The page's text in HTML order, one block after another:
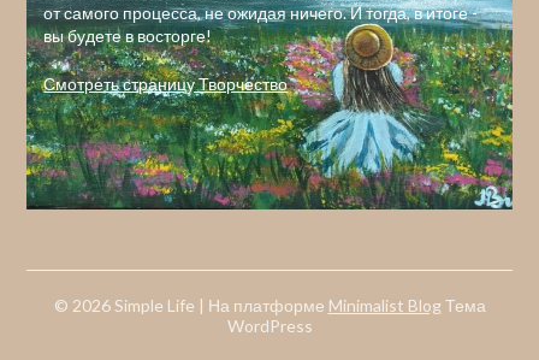
от самого процесса, не ожидая ничего. И тогда, в итоге -
вы будете в восторге!
Смотреть страницу Творчество
© 2026 Simple Life | На платформе Minimalist BlogТема
WordPress